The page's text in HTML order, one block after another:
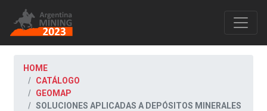
HOME
CATÁLOGO
GEOMAP
SOLUCIONES APLICADAS A DEPÓSITOS MINERALES